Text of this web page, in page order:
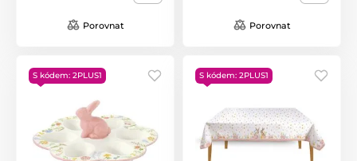
Porovnat Porovnat
S kódem: 2PLUS1 S kódem: 2PLUS1